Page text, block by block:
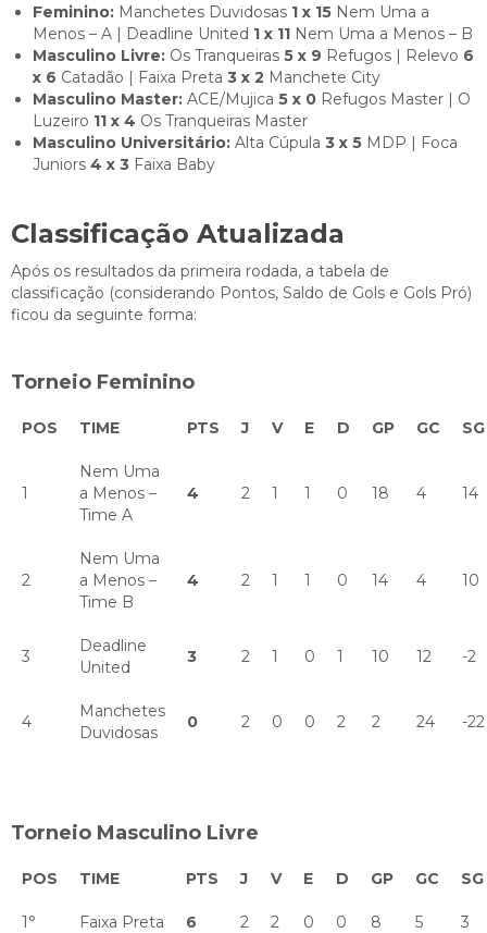
Feminino: Manchetes Duvidosas 1 x 15 Nem Uma a
Menos – A | Deadline United 1 x 11 Nem Uma a Menos – B
Masculino Livre: Os Tranqueiras 5 x 9 Refugos | Relevo 6
x 6 Catadão | Faixa Preta 3 x 2 Manchete City
Masculino Master: ACE/Mujica 5 x 0 Refugos Master | O
Luzeiro 11 x 4 Os Tranqueiras Master
Masculino Universitário: Alta Cúpula 3 x 5 MDP | Foca
Juniors 4 x 3 Faixa Baby
Classificação Atualizada
Após os resultados da primeira rodada, a tabela de
classificação (considerando Pontos, Saldo de Gols e Gols Pró)
ficou da seguinte forma:
Torneio Feminino
POS TIME PTS J V E D GP GC SG
1
Nem Uma
a Menos –
Time A
4 2 1 1 0 18 4 14
2
Nem Uma
a Menos –
Time B
4 2 1 1 0 14 4 10
3
Deadline
United
3 2 1 0 1 10 12 -2
4
Manchetes
Duvidosas
0 2 0 0 2 2 24 -22
Torneio Masculino Livre
POS TIME PTS J V E D GP GC SG
1° Faixa Preta 6 2 2 0 0 8 5 3